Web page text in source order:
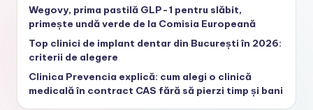
Wegovy, prima pastilă GLP-1 pentru slăbit,
primește undă verde de la Comisia Europeană
Top clinici de implant dentar din București în 2026:
criterii de alegere
Clinica Prevencia explică: cum alegi o clinică
medicală în contract CAS fără să pierzi timp și bani